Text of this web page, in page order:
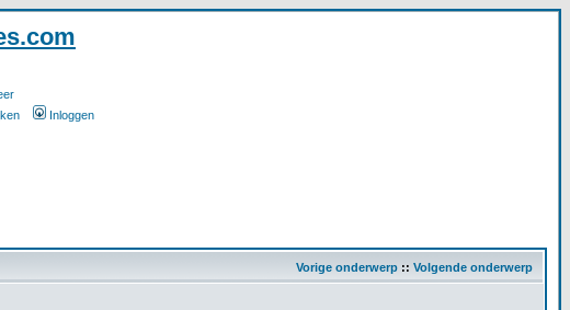
Inloggen
Vorige onderwerp :: Volgende onderwerp